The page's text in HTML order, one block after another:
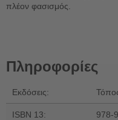
πλέον φασισμός.
Πληροφορίες
Εκδόσεις:
ISBN 13: 978-